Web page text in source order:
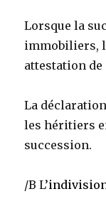
Lorsque la
immobiliers,
attestation
La
les héritiers
succession.
/B L’